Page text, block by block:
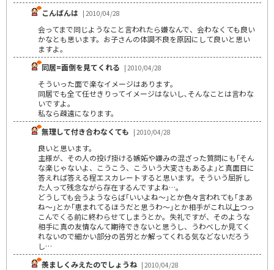
こんばんは | 2010/04/28
会ってまで同じようなこと言われたら嫌なんで、会わなくても良い
かなとも思います。お子さんの体調不良を原因にして良いと思い
ますよ。
同居=面倒を見てくれる | 2010/04/28
そういった面で楽なイメージはあります｡
同居でも全て任せきりってイメージはないし､そんなことは言わな
いですよ。
私なら疎遠になります。
無理して付き合わなくても | 2010/04/28
良いと思います。
主様が、その人の投げ掛ける嫉妬や嫌みの混ざった質問にも｢そん
な楽じゃないよ、こうこう、こういう大変さもあるよ｣と真面目に
答えれば答える程エスカレートすると思います。そういう屈折し
た人って残念ながら存在するんですよね…。
どうしても会うようならば｢いいよね～｣とか色々言われても｢まあ
ね～｣とか｢恵まれてるほうだと思うわ～｣とか相手がこれ以上つっ
こんでくる前に終わらせてしまうとか。失礼ですが、そのような
相手に真の友情なんて期待できないと思うし、うわべしか見てく
れないので細かい部分の苦労とか解ってくれる気などないだろう
し…
羨ましくみえたのでしょうね | 2010/04/28